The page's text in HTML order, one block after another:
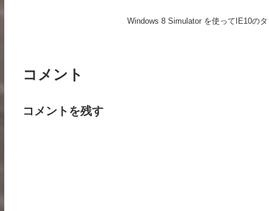
Windows 8 Simulator を使ってIE10の
コメント
コメントを残す